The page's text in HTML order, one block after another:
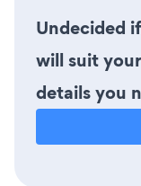
Undecided
will suit
details you